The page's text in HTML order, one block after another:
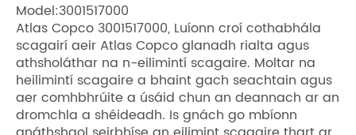
Model:3001517000
Atlas Copco 3001517000, Luíonn croí cothabhála
scagairí aeir Atlas Copco glanadh rialta agus
athsholáthar na n-eilimintí scagaire. Moltar na
heilimintí scagaire a bhaint gach seachtain agus
aer comhbhrúite a úsáid chun an deannach ar an
dromchla a shéideadh. Is gnách go mbíonn